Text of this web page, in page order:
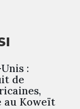
:
de
au Koweït